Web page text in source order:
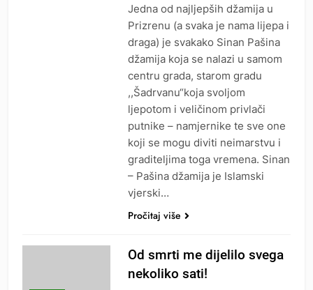
Jedna od najljepših džamija u
Prizrenu (a svaka je nama lijepa i
draga) je svakako Sinan Pašina
džamija koja se nalazi u samom
centru grada, starom gradu
,,Šadrvanu“koja svoljom
ljepotom i veličinom privlači
putnike – namjernike te sve one
koji se mogu diviti neimarstvu i
graditeljima toga vremena. Sinan
– Pašina džamija je Islamski
vjerski…
Pročitaj više
Od smrti me dijelilo svega
nekoliko sati!